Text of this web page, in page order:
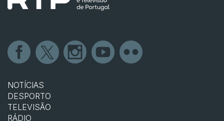
NOTÍCIAS
DESPORTO
TELEVISÃO
RÁDIO